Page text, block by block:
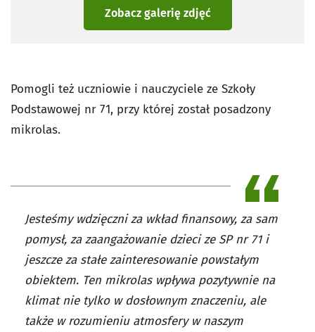
Zobacz galerię zdjęć
Pomogli też uczniowie i nauczyciele ze Szkoły
Podstawowej nr 71, przy której został posadzony
mikrolas.
Jesteśmy wdzięczni za wkład finansowy, za sam
pomysł, za zaangażowanie dzieci ze SP nr 71 i
jeszcze za stałe zainteresowanie powstałym
obiektem. Ten mikrolas wpływa pozytywnie na
klimat nie tylko w dosłownym znaczeniu, ale
także w rozumieniu atmosfery w naszym